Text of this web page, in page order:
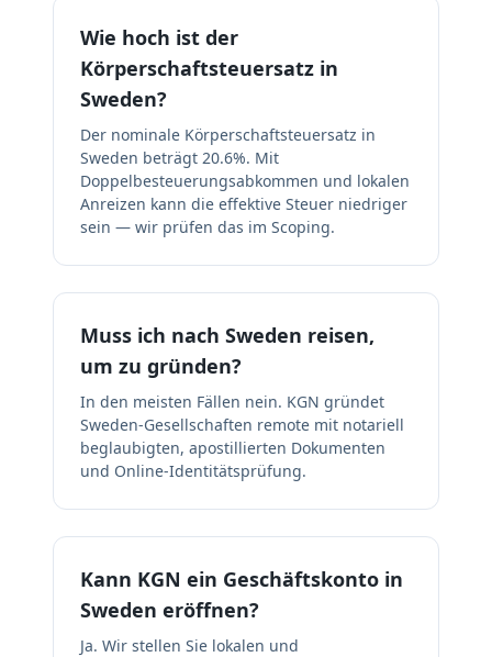
Wie hoch ist der
Körperschaftsteuersatz in
Sweden?
Der nominale Körperschaftsteuersatz in
Sweden beträgt 20.6%. Mit
Doppelbesteuerungsabkommen und lokalen
Anreizen kann die effektive Steuer niedriger
sein — wir prüfen das im Scoping.
Muss ich nach Sweden reisen,
um zu gründen?
In den meisten Fällen nein. KGN gründet
Sweden-Gesellschaften remote mit notariell
beglaubigten, apostillierten Dokumenten
und Online-Identitätsprüfung.
Kann KGN ein Geschäftskonto in
Sweden eröffnen?
Ja. Wir stellen Sie lokalen und